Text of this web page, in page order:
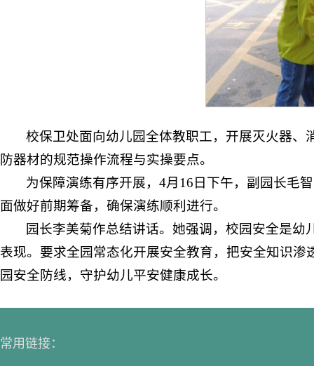
校保卫处面向幼儿园全体教职工，开展灭火器
防器材的规范操作流程与实操要点。
为保障演练有序开展，4月16日下午，副园长毛
面做好前期筹备，确保演练顺利进行。
园长李美菊作总结讲话。她强调，校园安全是
表现。要求全园常态化开展安全教育，把安全知识
园安全防线，守护幼儿平安健康成长。
常用链接：